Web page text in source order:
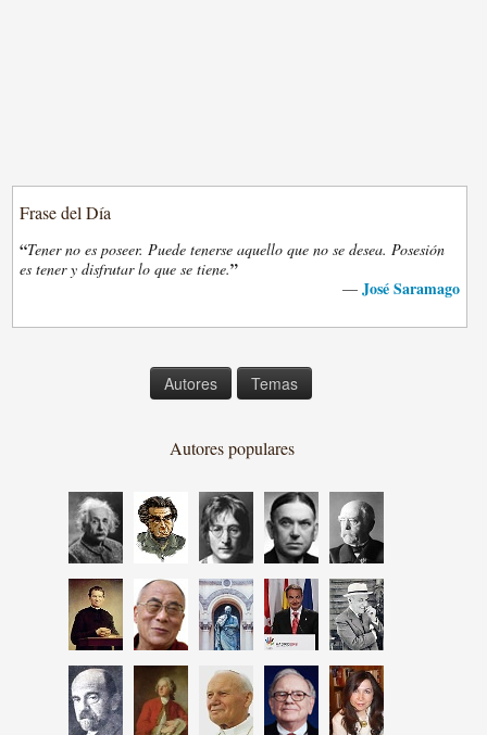
Frase del Día
“Tener no es poseer. Puede tenerse aquello que no se desea. Posesión
es tener y disfrutar lo que se tiene.”
— José Saramago
Autores Temas
Autores populares